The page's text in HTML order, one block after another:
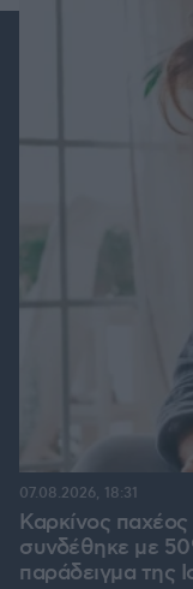
Καρκίνος
συνδέθηκε με
παράδειγμα της
07.08.2026, 18:31